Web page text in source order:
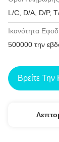
L/C, D/A, D/P,
Ικανότητα
500000 την
Βρείτε Την